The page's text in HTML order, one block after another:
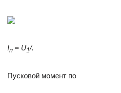
Iп = U1/.
Пусковой момент по